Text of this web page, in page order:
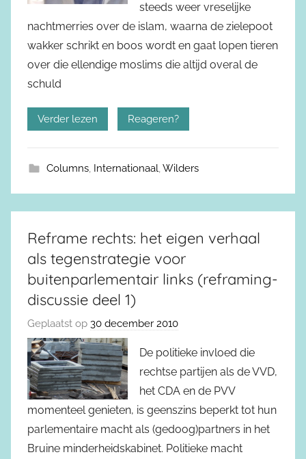
steeds weer vreselijke
nachtmerries over de islam, waarna de zielepoot
wakker schrikt en boos wordt en gaat lopen tieren
over die ellendige moslims die altijd overal de
schuld
Verder lezen Reageren?
Columns, Internationaal,Wilders
Reframe rechts: het eigen verhaal
als tegenstrategie voor
buitenparlementair links (reframing-
discussie deel 1)
Geplaatst op 30 december 2010
De politieke invloed die
rechtse partijen als de VVD,
het CDA en de PVV
momenteel genieten, is geenszins beperkt tot hun
parlementaire macht als (gedoog)partners in het
Bruine minderheidskabinet. Politieke macht